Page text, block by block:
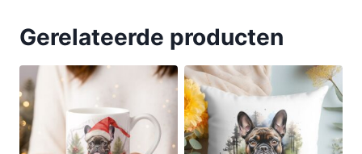
Gerelateerde producten